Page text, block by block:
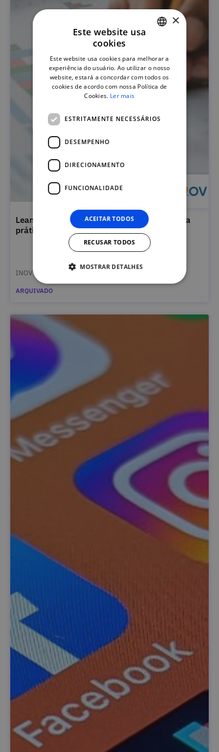
Lean Startup - Aprenda a criar um negócio na
prática
INOV
ARQUIVADO
ENGLISH
×
Este website usa
cookies
Este website usa cookies para melhorar a
experiência do usuário. Ao utilizar o nosso
website, estará a concordar com todos os
cookies de acordo com nossa Política de
Cookies. Ler mais
ESTRITAMENTE NECESSÁRIOS
DESEMPENHO
DIRECIONAMENTO
FUNCIONALIDADE
ACEITAR TODOS
RECUSAR TODOS
MOSTRAR DETALHES